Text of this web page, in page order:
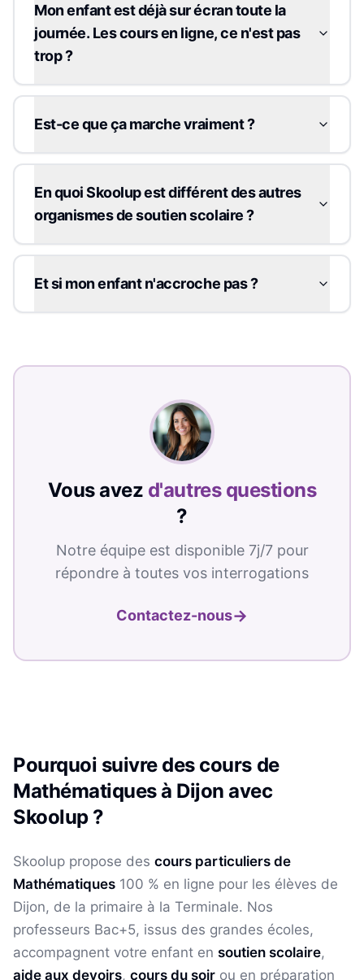
Mon enfant est déjà sur écran toute la
journée. Les cours en ligne, ce n'est pas
trop ?
Est-ce que ça marche vraiment ?
En quoi Skoolup est différent des autres
organismes de soutien scolaire ?
Et si mon enfant n'accroche pas ?
Vous avez d'autres questions
?
Notre équipe est disponible 7j/7 pour
répondre à toutes vos interrogations
Contactez-nous→
Pourquoi suivre des cours de
Mathématiquesà Dijon avec
Skoolup ?
Skoolup propose des cours particuliers de
Mathématiques 100 % en ligne pour les élèves de
Dijon, de la primaire à la Terminale. Nos
professeurs Bac+5, issus des grandes écoles,
accompagnent votre enfant en soutien scolaire,
aide aux devoirs, cours du soir ou en préparation